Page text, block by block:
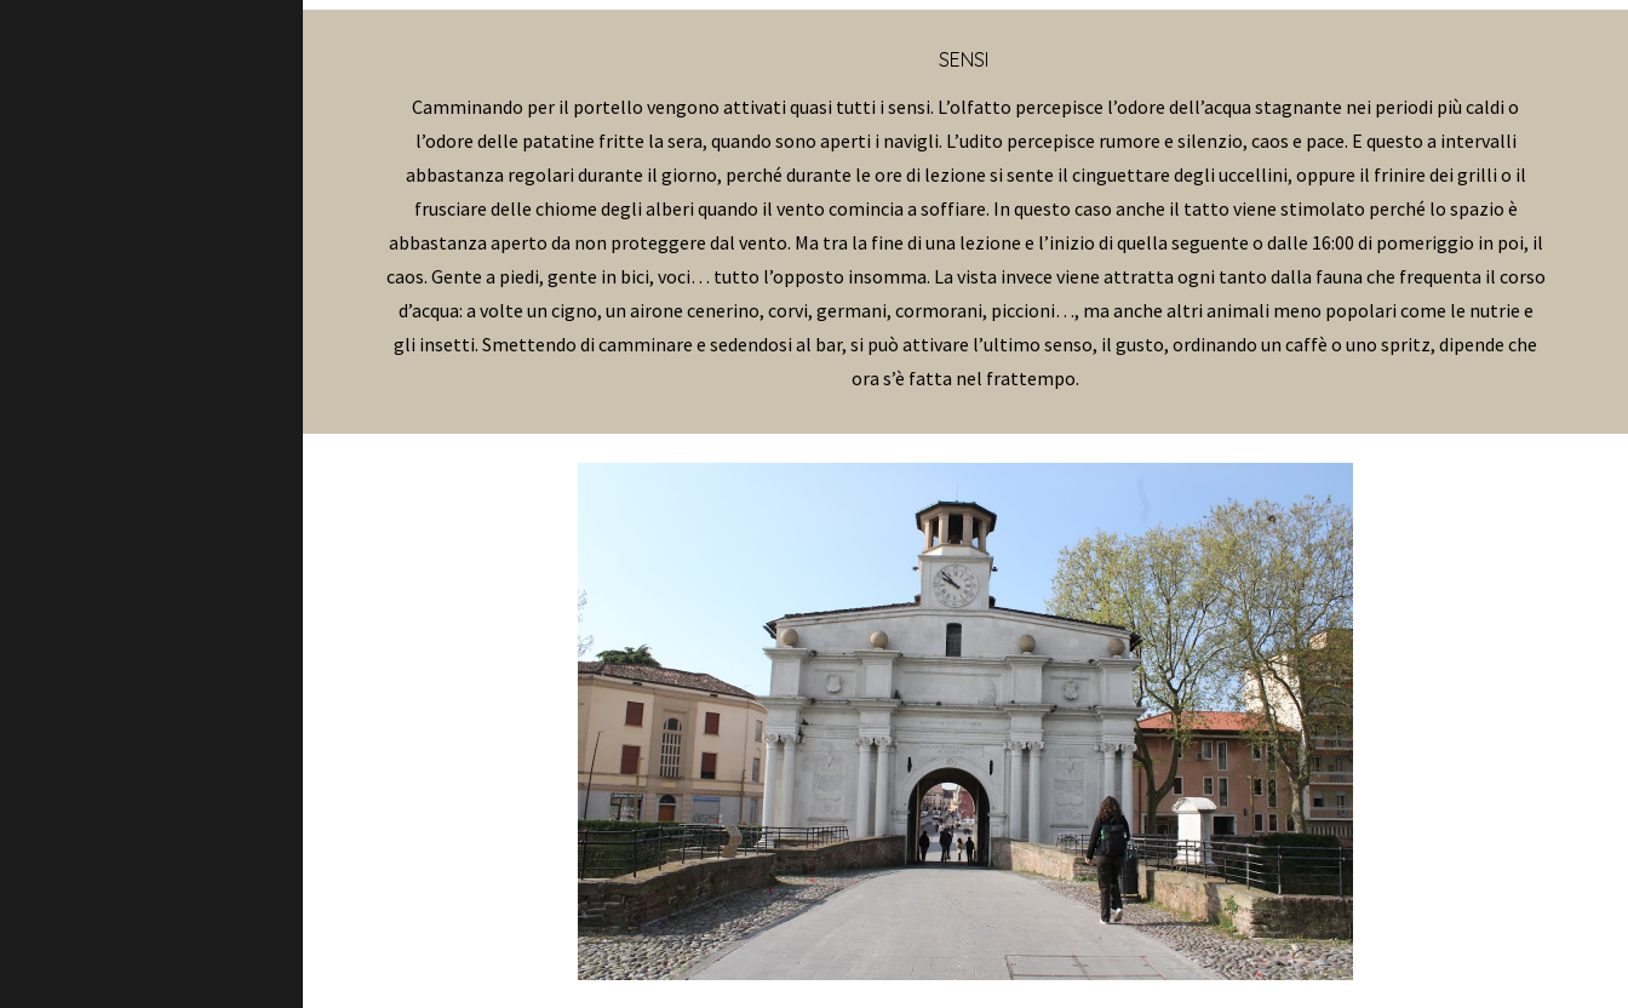
SENSI
Camminando per il portello vengono attivati quasi tutti i sensi. L’olfatto percepisce l’odore dell’acqua stagnante nei periodi più caldi o
l’odore delle patatine fritte la sera, quando sono aperti i navigli. L’udito percepisce rumore e silenzio, caos e pace. E questo a intervalli
abbastanza regolari durante il giorno, perché durante le ore di lezione si sente il cinguettare degli uccellini, oppure il frinire dei grilli o il
frusciare delle chiome degli alberi quando il vento comincia a soffiare. In questo caso anche il tatto viene stimolato perché lo spazio è
abbastanza aperto da non proteggere dal vento. Ma tra la fine di una lezione e l’inizio di quella seguente o dalle 16:00 di pomeriggio in poi, il
caos. Gente a piedi, gente in bici, voci… tutto l’opposto insomma. La vista invece viene attratta ogni tanto dalla fauna che frequenta il corso
d’acqua: a volte un cigno, un airone cenerino, corvi, germani, cormorani, piccioni…, ma anche altri animali meno popolari come le nutrie e
gli insetti. Smettendo di camminare e sedendosi al bar, si può attivare l’ultimo senso, il gusto, ordinando un caffè o uno spritz, dipende che
ora s’è fatta nel frattempo.